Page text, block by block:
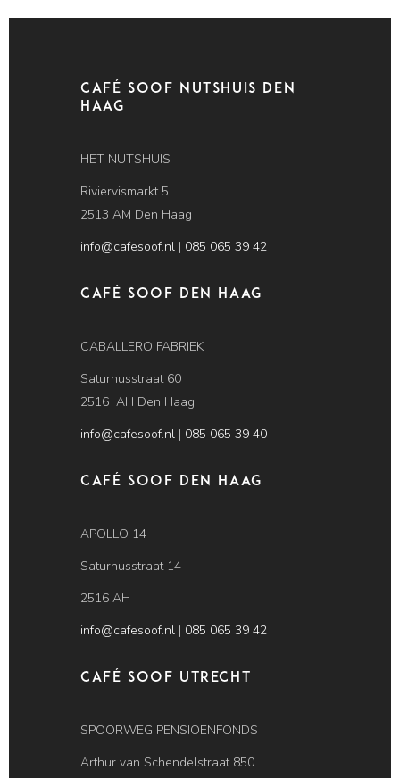
Café Soof Nutshuis Den
Haag
HET NUTSHUIS
Riviervismarkt 5
2513 AM Den Haag
info@cafesoof.nl | 085 065 39 42
Café SOOF Den Haag
CABALLERO FABRIEK
Saturnusstraat 60
2516 AH Den Haag
info@cafesoof.nl | 085 065 39 40
Café SOOF Den Haag
APOLLO 14
Saturnusstraat 14
2516 AH
info@cafesoof.nl | 085 065 39 42
Café SOOF Utrecht
SPOORWEG PENSIOENFONDS
Arthur van Schendelstraat 850